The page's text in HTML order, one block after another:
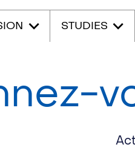
STUDIES